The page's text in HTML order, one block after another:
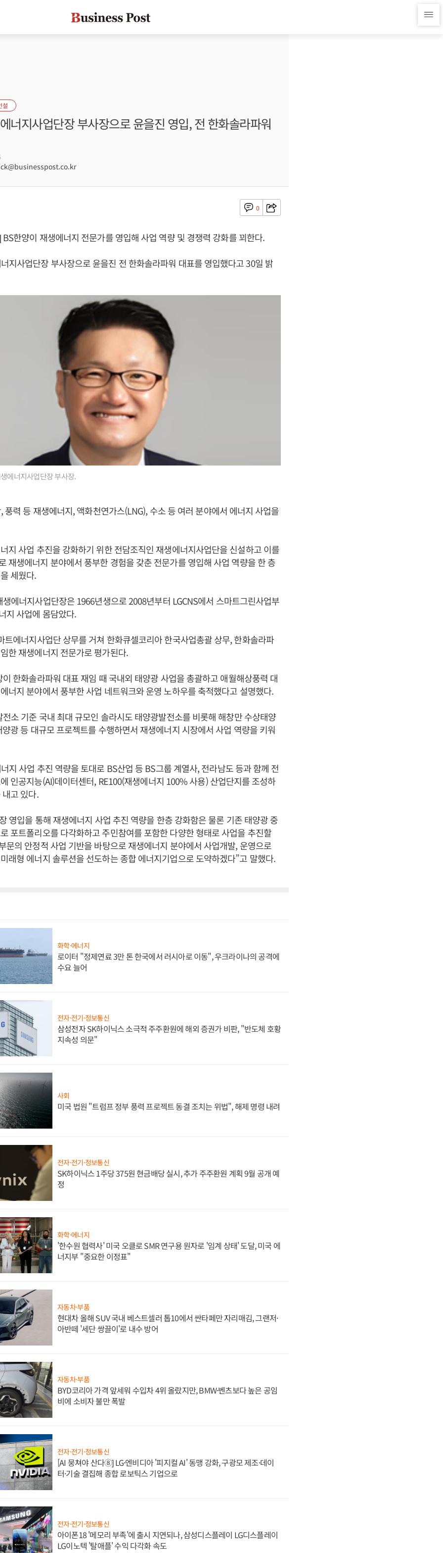
설
너지사업단장 부사장으로 윤을진 영입, 전 한화솔라파워
0
한양이 재생에너지 전문가를 영입해 사업 역량 및 경쟁력 강화를 꾀한다.
지사업단장 부사장으로 윤을진 전 한화솔라파워 대표를 영입했다고 30일 밝
에너지사업단장 부사장.
풍력 등 재생에너지, 액화천연가스(LNG), 수소 등 여러 분야에서 에너지 사업을
지 사업 추진을 강화하기 위한 전담조직인 재생에너지사업단을 신설하고 이를
재생에너지 분야에서 풍부한 경험을 갖춘 전문가를 영입해 사업 역량을 한 층
세웠다.
에너지사업단장은 1966년생으로 2008년부터 LGCNS에서 스마트그린사업부
지 사업에 몸담았다.
트에너지사업단 상무를 거쳐 한화큐셀코리아 한국사업총괄 상무, 한화솔라파
한 재생에너지 전문가로 평가된다.
한화솔라파워 대표 재임 때 국내외 태양광 사업을 총괄하고 애월해상풍력 대
너지 분야에서 풍부한 사업 네트워크와 운영 노하우를 축적했다고 설명했다.
소 기준 국내 최대 규모인 솔라시도 태양광발전소를 비롯해 해창만 수상태양
광 등 대규모 프로젝트를 수행하면서 재생에너지 시장에서 사업 역량을 키워
지 사업 추진 역량을 토대로 BS산업 등 BS그룹 계열사, 전라남도 등과 함께 전
인공지능(AI)데이터센터, RE100(재생에너지 100% 사용) 산업단지를 조성하
고 있다.
영입을 통해 재생에너지 사업 추진 역량을 한층 강화함은 물론 기존 태양광 중
포트폴리오를 다각화하고 주민참여를 포함한 다양한 형태로 사업을 추진할
문의 안정적 사업 기반을 바탕으로 재생에너지 분야에서 사업개발, 운영으로
래형 에너지 솔루션을 선도하는 종합 에너지기업으로 도약하겠다”고 말했다.
화학·에너지
로이터 "정제연료 3만 톤 한국에서 러시아로 이동", 우크라이나의 공격에
수요 늘어
전자·전기·정보통신
삼성전자 SK하이닉스 소극적 주주환원에 해외 증권가 비판, "반도체 호황
지속성 의문"
사회
미국 법원 "트럼프 정부 풍력 프로젝트 동결 조치는 위법", 해제 명령 내려
전자·전기·정보통신
SK하이닉스 1주당 375원 현금배당 실시, 추가 주주환원 계획 9월 공개 예
정
화학·에너지
'한수원 협력사' 미국 오클로 SMR 연구용 원자로 '임계 상태' 도달, 미국 에
너지부 "중요한 이정표"
자동차·부품
현대차 올해 SUV 국내 베스트셀러 톱10에서 싼타페만 자리매김, 그랜저·
아반떼 '세단 쌍끌이'로 내수 방어
자동차·부품
BYD코리아 가격 앞세워 수입차 4위 올랐지만, BMW·벤츠보다 높은 공임
비에 소비자 불만 폭발
전자·전기·정보통신
[AI 뭉쳐야 산다⑧] LG·엔비디아 '피지컬 AI' 동맹 강화, 구광모 제조·데이
터·기술 결집해 종합 로보틱스 기업으로
전자·전기·정보통신
아이폰18 '메모리 부족'에 출시 지연되나, 삼성디스플레이 LG디스플레이
LG이노텍 '탈애플' 수익 다각화 속도